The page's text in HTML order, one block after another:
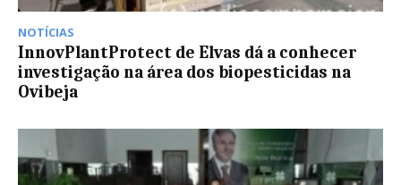
NOTÍCIAS
InnovPlantProtect de Elvas dá a conhecer
investigação na área dos biopesticidas na
Ovibeja